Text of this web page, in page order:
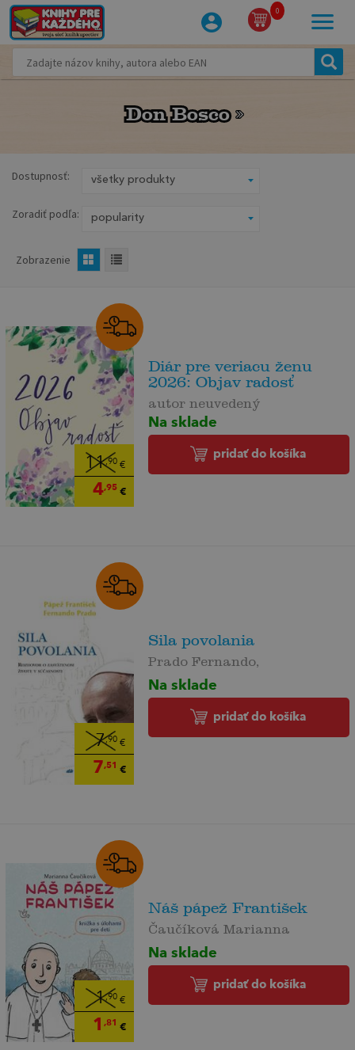
0
Don Bosco
Don Bosco
Dostupnosť:
Zoradiť podľa:
Zobrazenie
11,90€
4,95€
Diár pre veriacu ženu
2026: Objav radosť
autor neuvedený
Na sklade
pridať do košíka
7,90€
7,51 €
Sila povolania
Prado Fernando,
Na sklade
pridať do košíka
1,90€
1 ,81 €
Náš pápež František
Čaučíková Marianna
Na sklade
pridať do košíka